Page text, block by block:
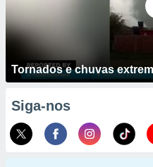
Tornados e chuvas
Siga-nos